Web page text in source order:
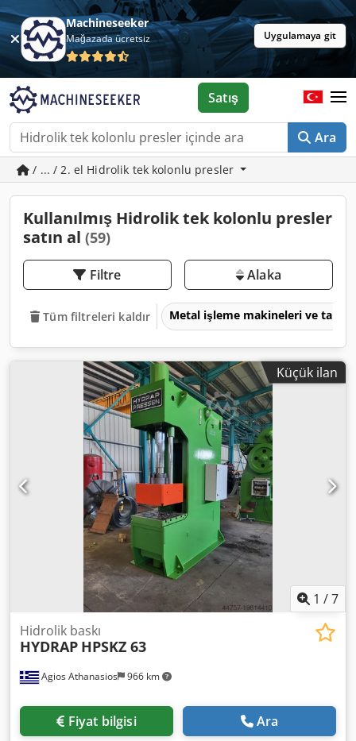
Machineseeker
Mağazada ücretsiz Uygulamaya git
Ara
Satış
/ ... / 2. el Hidrolik tek kolonlu presler
Kullanılmış Hidrolik tek kolonlu presler
satın al (59)
Filtre Alaka
Tüm filtreleri kaldır Metal işleme makineleri ve
Küçük ilan
1 /7
Agios Athanasios 966 km
Hidrolik baskı
HYDRAP HPSKZ 63
Fiyat bilgisi Ara